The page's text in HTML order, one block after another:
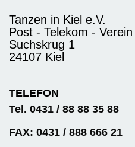
Tanzen in Kiel e.V.
Post - Telekom - Verein
Suchskrug 1
24107 Kiel
TELEFON
Tel. 0431 / 88 88 35 88
FAX: 0431 / 888 666 21